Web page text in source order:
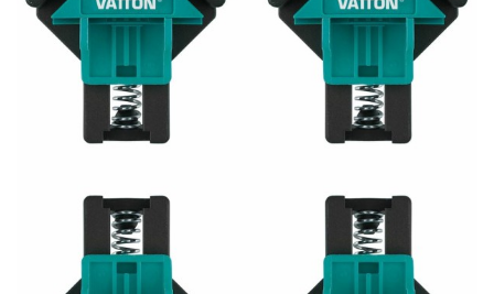
Taladro
perc.vatton 20v.1
recioS : 109,99€
recio abitual : 185,54€
Taladro
perc.vatton 20v.1
bat.2.0ah
Atornill.impacto
vatton 20v.1
recioSocio : 100,59€
H abitual : 168,82€
Amoladora
115mm. vatton
20v.1 bat.2.0ah.